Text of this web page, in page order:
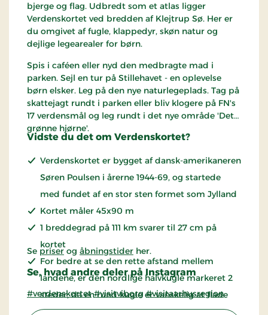
bjerge og flag. Udbredt som et atlas ligger
Verdenskortet ved bredden af Klejtrup Sø. Her er
du omgivet af fugle, klappedyr, skøn natur og
dejlige legearealer for børn.
Spis i caféen eller nyd den medbragte mad i
parken. Sejl en tur på Stillehavet - en oplevelse
børn elsker. Leg på den nye naturlegeplads. Tag på
skattejagt rundt i parken eller bliv klogere på FN's
17 verdensmål og leg rundt i det nye område 'Det
grønne hjørne'.
Vidste du det om Verdenskortet?
Verdenskortet er bygget af dansk-amerikaneren
Søren Poulsen i årerne 1944-69, og startede
med fundet af en stor sten formet som Jylland
Kortet måler 45x90 m
1 breddegrad på 111 km svarer til 27 cm på
kortet
For bedre at se den rette afstand mellem
landene, er den nordlige halvkugle markeret 2
steder, da en rund kugle er vanskelig at flade
ud
Se priserog åbningstider her.
Se, hvad andre deler på Instagram
#verdenskortet #visitviborg #visitaarhusregion